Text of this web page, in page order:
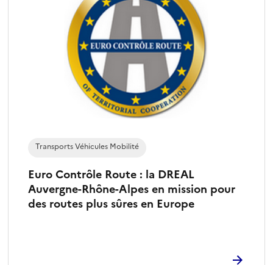
Euro Contrôle Route : la DREAL
Auvergne-Rhône-Alpes en mission pour
des routes plus sûres en Europe
Transports Véhicules Mobilité